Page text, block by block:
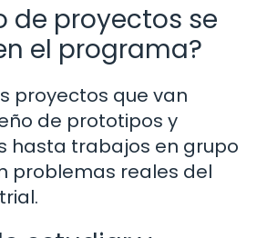
de proyectos se
el programa?
proyectos que van
de prototipos y
hasta trabajos en grupo
problemas reales del